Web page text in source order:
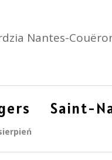
Nantes-
Saint-